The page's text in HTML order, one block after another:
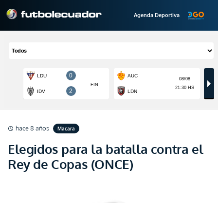
Agenda Deportiva
schedule hace 8 años Macara
Elegidos para la batalla contra el
Rey de Copas (ONCE)